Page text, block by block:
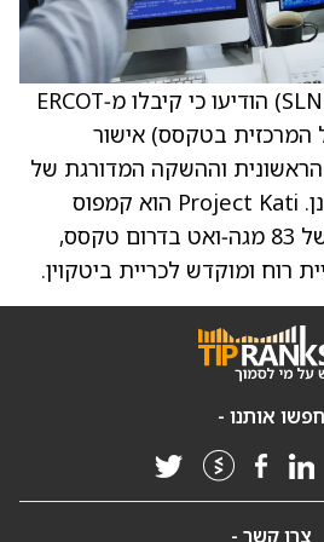
. Soluna Holdings ‏(SLNH) הודיעו כי קיבלו מ‑ERCOT
בטקסס) אישור
וההשקה המדורגת של
פרויקט Kati 1, כמתוכנן. Project Kati הוא קמפוס
מרכזי נתונים בהספק של 83 מגה‑ואט בדרום טקסס,
רוח ומוקדש לכריית ביטקוין.
חפשו אותנו -
צרו קשר -